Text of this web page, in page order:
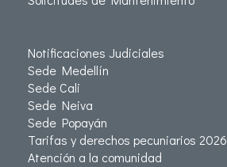
Notificaciones Judiciales
Sede Medellín
Sede Cali
Sede Neiva
Sede Popayán
Tarifas y derechos pecuniarios 2026
Atención a la comunidad